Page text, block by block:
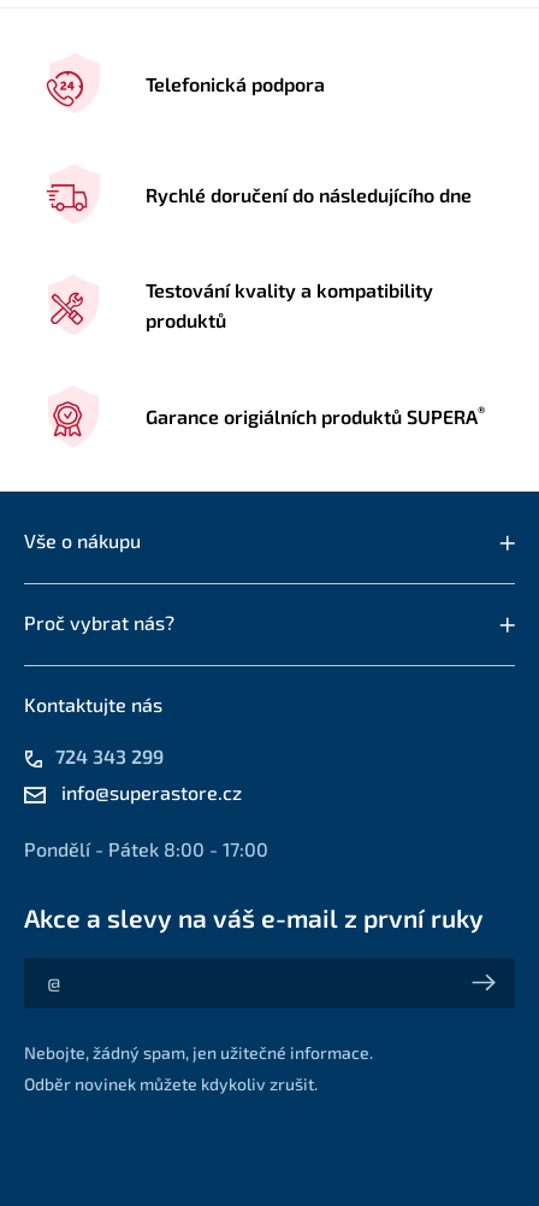
Telefonická podpora
Rychlé doručení do následujícího dne
Testování kvality a kompatibility
produktů
Garance origiálních produktů SUPERA®
Vše o nákupu
Proč vybrat nás?
Kontaktujte nás
724 343 299
info@superastore.cz
Pondělí - Pátek 8:00 - 17:00
Akce a slevy na váš e-mail z první ruky
Akce a slevy na váš e-mail z první ruky
Nebojte, žádný spam, jen užitečné informace.
Odběr novinek můžete kdykoliv zrušit.